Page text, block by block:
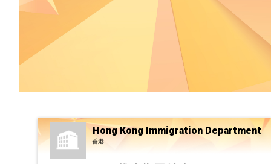
Hong Kong Immigration Department
香港